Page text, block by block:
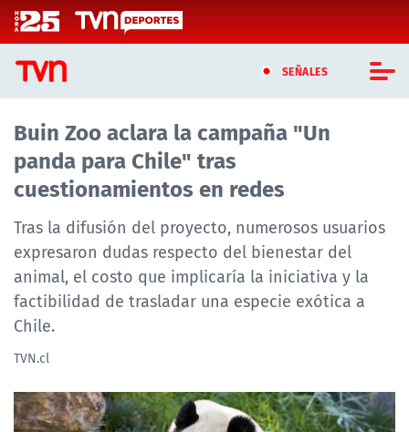
Click acá para ir directamente al contenido
SEÑALES
CASTING MASTERCHEF CHILE
CASTING TVN VERTICAL
TVN VERTICAL
TVN PLAY
PROGRAMAS
TELESERIES
NTV
Buin Zoo aclara la campaña "Un
panda para Chile" tras
cuestionamientos en redes
Tras la difusión del proyecto, numerosos usuarios
expresaron dudas respecto del bienestar del
animal, el costo que implicaría la iniciativa y la
factibilidad de trasladar una especie exótica a
Chile.
TVN.cl